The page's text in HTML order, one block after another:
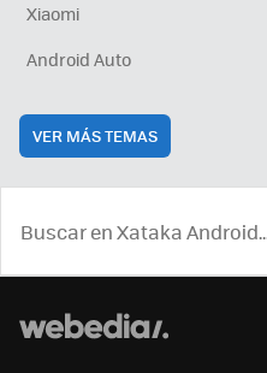
Xiaomi
Android Auto
VER MÁS TEMAS